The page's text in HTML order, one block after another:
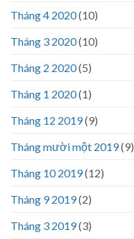
Tháng 4 2020(10)
Tháng 3 2020(10)
Tháng 2 2020(5)
Tháng 1 2020(1)
Tháng 12 2019(9)
Tháng mười một 2019(9)
Tháng 10 2019(12)
Tháng 9 2019(2)
Tháng 3 2019(3)